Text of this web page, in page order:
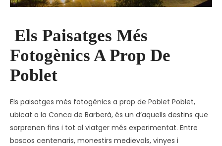
Els Paisatges Més
Fotogènics A Prop De
Poblet
Els paisatges més fotogènics a prop de Poblet Poblet,
ubicat a la Conca de Barberà, és un d’aquells destins que
sorprenen fins i tot al viatger més experimentat. Entre
boscos centenaris, monestirs medievals, vinyes i